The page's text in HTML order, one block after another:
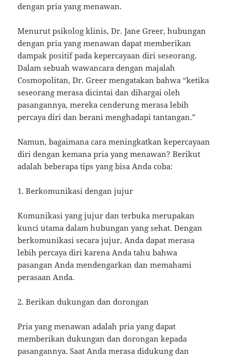
dengan pria yang menawan.
Menurut psikolog klinis, Dr. Jane Greer, hubungan
dengan pria yang menawan dapat memberikan
dampak positif pada kepercayaan diri seseorang.
Dalam sebuah wawancara dengan majalah
Cosmopolitan, Dr. Greer mengatakan bahwa “ketika
seseorang merasa dicintai dan dihargai oleh
pasangannya, mereka cenderung merasa lebih
percaya diri dan berani menghadapi tantangan.”
Namun, bagaimana cara meningkatkan kepercayaan
diri dengan kemana pria yang menawan? Berikut
adalah beberapa tips yang bisa Anda coba:
1. Berkomunikasi dengan jujur
Komunikasi yang jujur dan terbuka merupakan
kunci utama dalam hubungan yang sehat. Dengan
berkomunikasi secara jujur, Anda dapat merasa
lebih percaya diri karena Anda tahu bahwa
pasangan Anda mendengarkan dan memahami
perasaan Anda.
2. Berikan dukungan dan dorongan
Pria yang menawan adalah pria yang dapat
memberikan dukungan dan dorongan kepada
pasangannya. Saat Anda merasa didukung dan